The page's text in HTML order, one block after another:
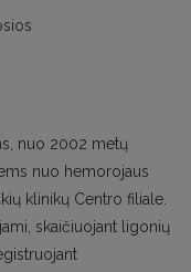
nuo 2002 metų
nuo hemorojaus
klinikų Centro filiale.
skaičiuojant ligonių